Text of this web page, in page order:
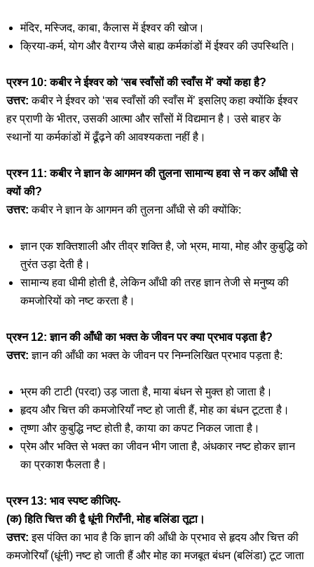
मंदिर, मस्जिद, काबा, कैलास में ईश्वर की खोज।
क्रिया-कर्म, योग और वैराग्य जैसे बाह्य कर्मकांडों में ईश्वर की उपस्थिति।
प्रश्न 10: कबीर ने ईश्वर को ‘सब स्वाँसों की स्वाँस में’ क्यों कहा है?
उत्तर: कबीर ने ईश्वर को ‘सब स्वाँसों की स्वाँस में’ इसलिए कहा क्योंकि ईश्वर
हर प्राणी के भीतर, उसकी आत्मा और साँसों में विद्यमान है। उसे बाहर के
स्थानों या कर्मकांडों में ढूँढ़ने की आवश्यकता नहीं है।
प्रश्न 11: कबीर ने ज्ञान के आगमन की तुलना सामान्य हवा से न कर आँधी से
क्यों की?
उत्तर: कबीर ने ज्ञान के आगमन की तुलना आँधी से की क्योंकि:
ज्ञान एक शक्तिशाली और तीव्र शक्ति है, जो भ्रम, माया, मोह और कुबुद्धि को
तुरंत उड़ा देती है।
सामान्य हवा धीमी होती है, लेकिन आँधी की तरह ज्ञान तेजी से मनुष्य की
कमजोरियों को नष्ट करता है।
प्रश्न 12: ज्ञान की आँधी का भक्त के जीवन पर क्या प्रभाव पड़ता है?
उत्तर: ज्ञान की आँधी का भक्त के जीवन पर निम्नलिखित प्रभाव पड़ता है:
भ्रम की टाटी (परदा) उड़ जाता है, माया बंधन से मुक्त हो जाता है।
हृदय और चित्त की कमजोरियाँ नष्ट हो जाती हैं, मोह का बंधन टूटता है।
तृष्णा और कुबुद्धि नष्ट होती है, काया का कपट निकल जाता है।
प्रेम और भक्ति से भक्त का जीवन भीग जाता है, अंधकार नष्ट होकर ज्ञान
का प्रकाश फैलता है।
प्रश्न 13: भाव स्पष्ट कीजिए-
(क) हिति चित्त की द्वै धूंनी गिराँनी, मोह बलिंडा तूटा।
उत्तर: इस पंक्ति का भाव है कि ज्ञान की आँधी के प्रभाव से हृदय और चित्त की
कमजोरियाँ (धूंनी) नष्ट हो जाती हैं और मोह का मजबूत बंधन (बलिंडा) टूट जाता